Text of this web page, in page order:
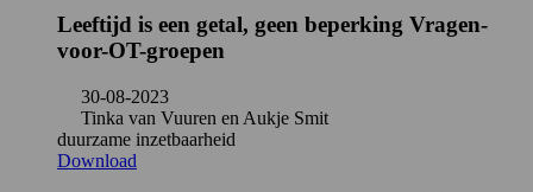
Leeftijd is een getal, geen beperking Vragen-
voor-OT-groepen
30-08-2023
Tinka van Vuuren en Aukje Smit
duurzame inzetbaarheid
Download